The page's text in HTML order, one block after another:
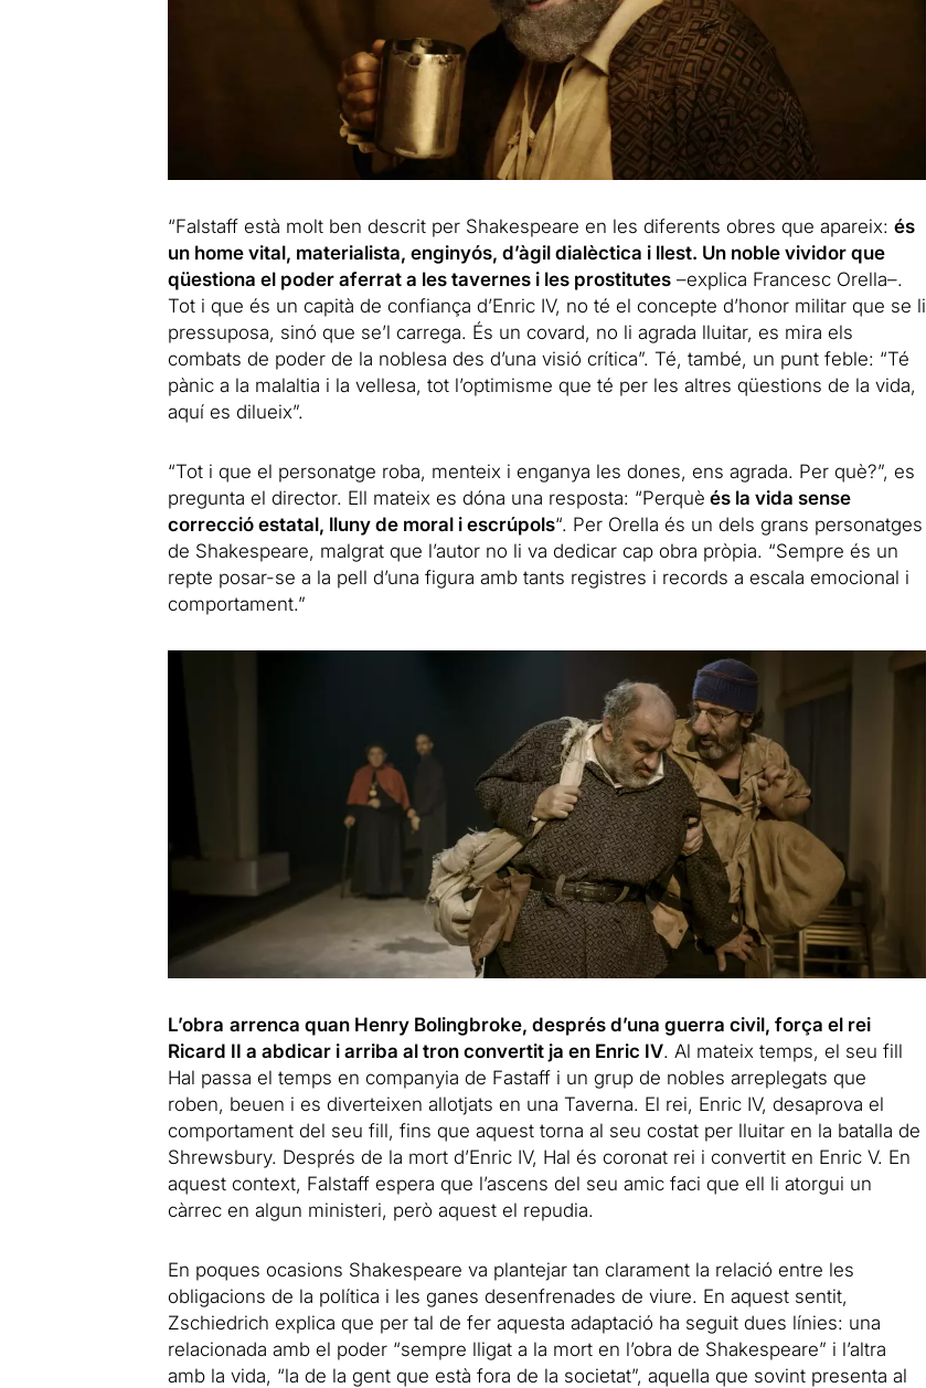
“Falstaff està molt ben descrit per Shakespeare en les diferents obres que apareix: és
un home vital, materialista, enginyós, d’àgil dialèctica i llest. Un noble vividor que
qüestiona el poder aferrat a les tavernes i les prostitutes–explica Francesc Orella–.
Tot i que és un capità de confiança d’Enric IV, no té el concepte d’honor militar que se li
pressuposa, sinó que se’l carrega. És un covard, no li agrada lluitar, es mira els
combats de poder de la noblesa des d’una visió crítica”. Té, també, un punt feble: “Té
pànic a la malaltia i la vellesa, tot l’optimisme que té per les altres qüestions de la vida,
aquí es dilueix”.
“Tot i que el personatge roba, menteix i enganya les dones, ens agrada. Per què?”, es
pregunta el director. Ell mateix es dóna una resposta: “Perquè és la vida sense
correcció estatal, lluny de moral i escrúpols“. Per Orella és un dels grans personatges
de Shakespeare, malgrat que l’autor no li va dedicar cap obra pròpia. “Sempre és un
repte posar-se a la pell d’una figura amb tants registres i records a escala emocional i
comportament.”
L’obra arrenca quan Henry Bolingbroke, després d’una guerra civil, força el rei
Ricard II a abdicar i arriba al tron convertit ja en Enric IV. Al mateix temps, el seu fill
Hal passa el temps en companyia de Fastaff i un grup de nobles arreplegats que
roben, beuen i es diverteixen allotjats en una Taverna. El rei, Enric IV, desaprova el
comportament del seu fill, fins que aquest torna al seu costat per lluitar en la batalla de
Shrewsbury. Després de la mort d’Enric IV, Hal és coronat rei i convertit en Enric V. En
aquest context, Falstaff espera que l’ascens del seu amic faci que ell li atorgui un
càrrec en algun ministeri, però aquest el repudia.
En poques ocasions Shakespeare va plantejar tan clarament la relació entre les
obligacions de la política i les ganes desenfrenades de viure. En aquest sentit,
Zschiedrich explica que per tal de fer aquesta adaptació ha seguit dues línies: una
relacionada amb el poder “sempre lligat a la mort en l’obra de Shakespeare” i l’altra
amb la vida, “la de la gent que està fora de la societat”, aquella que sovint presenta al